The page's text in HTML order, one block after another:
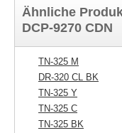
Ähnliche
DCP-9270 CDN
TN-325 M
DR-320 CL BK
TN-325 Y
TN-325 C
TN-325 BK